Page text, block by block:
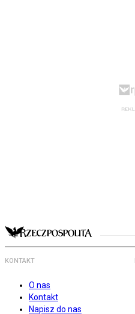
KONTAKT
O nas
Kontakt
Napisz do nas